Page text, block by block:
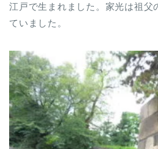
江戸で生まれました。家光は祖父
ていました。